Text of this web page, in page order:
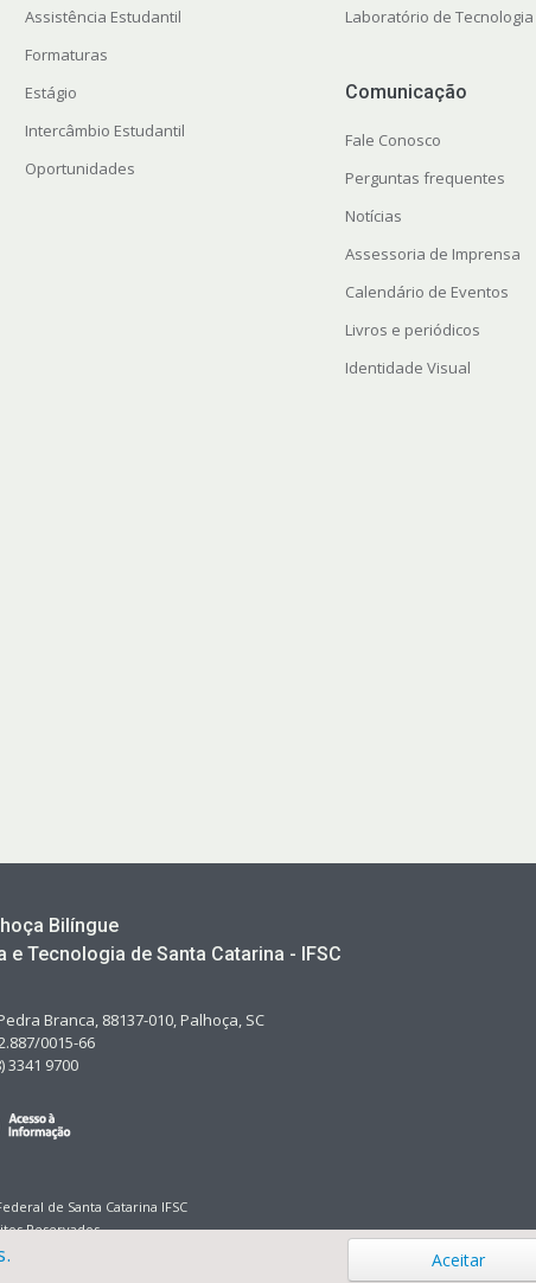
Assistência Estudantil
Formaturas
Estágio
Intercâmbio Estudantil
Oportunidades
Laboratório de
Comunicação
Fale Conosco
Perguntas frequentes
Notícias
Assessoria de Imprensa
Calendário de Eventos
Livros e periódicos
Identidade Visual
Bilíngue
e Tecnologia de Santa Catarina - IFSC
Branca, 88137-010, Palhoça, SC
0015-66
3341 9700
de Santa Catarina IFSC
Reservados.
Aceitar